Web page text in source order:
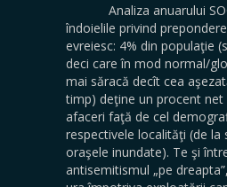
Analiza anuarului
îndoielile privind
evreiesc: 4% din populaţie
deci care în mod normal/
mai săracă decît cea
timp) deţine un procent net
afaceri faţă de cel
respectivele localităţi (de la
oraşele inundate). Te şi
antisemitismul „pe